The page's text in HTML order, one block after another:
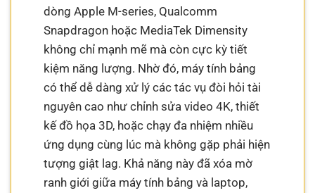
dòng Apple M-series, Qualcomm
Snapdragon hoặc MediaTek Dimensity
không chỉ mạnh mẽ mà còn cực kỳ tiết
kiệm năng lượng. Nhờ đó, máy tính bảng
có thể dễ dàng xử lý các tác vụ đòi hỏi tài
nguyên cao như chỉnh sửa video 4K, thiết
kế đồ họa 3D, hoặc chạy đa nhiệm nhiều
ứng dụng cùng lúc mà không gặp phải hiện
tượng giật lag. Khả năng này đã xóa mờ
ranh giới giữa máy tính bảng và laptop,